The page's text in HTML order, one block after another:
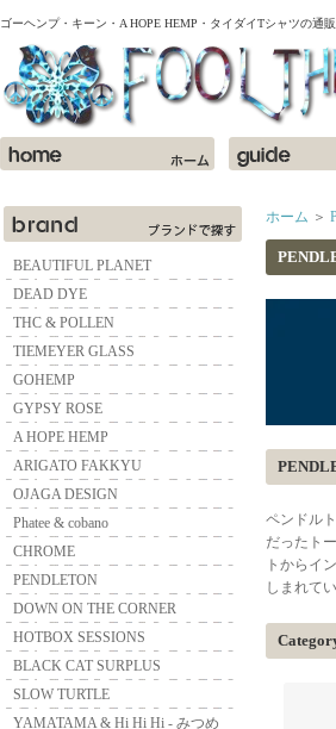
ゴーヘンプ・キーン・A HOPE HEMP・タイダイTシャツの通
BEAUTIFUL PLANET
DEAD DYE
THC & POLLEN
TIEMEYER GLASS
GOHEMP
GYPSY ROSE
A HOPE HEMP
ARIGATO FAKKYU
OJAGA DESIGN
Phatee & cobano
CHROME
PENDLETON
DOWN ON THE CORNER
HOTBOX SESSIONS
BLACK CAT SURPLUS
SLOW TURTLE
YAMATAMA & Hi Hi Hi - みつめ
ホーム ＞
ペンドル
だったト
トからイ
しまれて